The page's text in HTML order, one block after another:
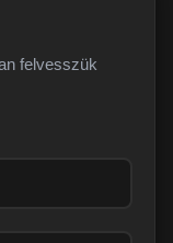
felvesszük